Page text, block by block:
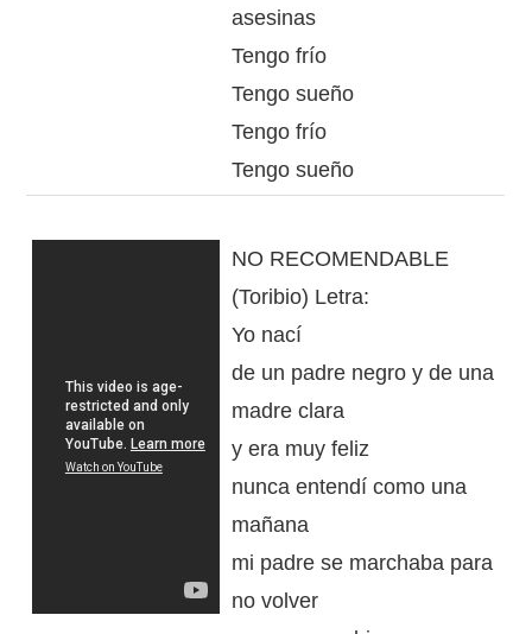
asesinas
Tengo frío
Tengo sueño
Tengo frío
Tengo sueño
NO RECOMENDABLE
(Toribio) Letra:
Yo nací
de un padre negro y de una
madre clara
y era muy feliz
nunca entendí como una
mañana
mi padre se marchaba para
no volver